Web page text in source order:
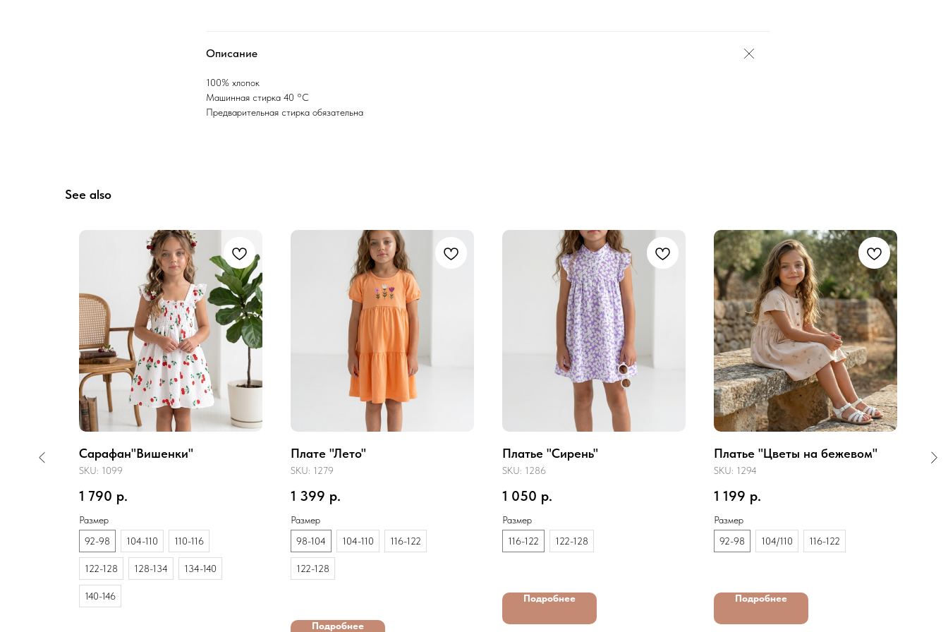
Описание
100% хлопок
Машинная стирка 40 °C
Предварительная стирка обязательна
See also
Сарафан"Вишенки"
SKU: 1099
1 790 р.
Размер
92-98
104-110 110-116
122-128 128-134 134-140
140-146
Плате "Лето"
SKU: 1279
1 399 р.
Размер
98-104
104-110 116-122
122-128
Подробнее
Платье "Сирень"
SKU: 1286
1 050 р.
Размер
116-122
122-128
Подробнее
Платье "Цветы на бежевом"
SKU: 1294
1 199 р.
Размер
92-98
104/110 116-122
Подробнее